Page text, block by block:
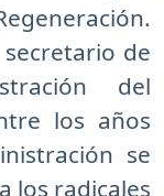
de
del
los años
se
los radicales